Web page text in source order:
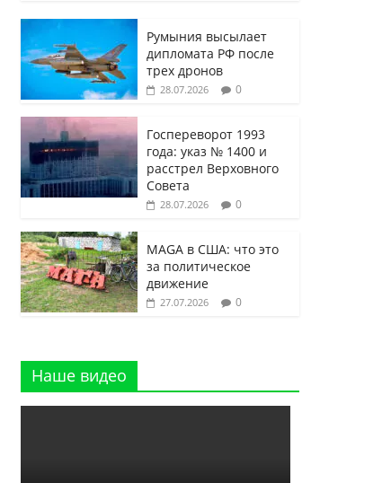
Румыния высылает
дипломата РФ после
трех дронов
28.07.2026 0
Госпереворот 1993
года: указ № 1400 и
расстрел Верховного
Совета
28.07.2026 0
MAGA в США: что это
за политическое
движение
27.07.2026 0
Наше видео